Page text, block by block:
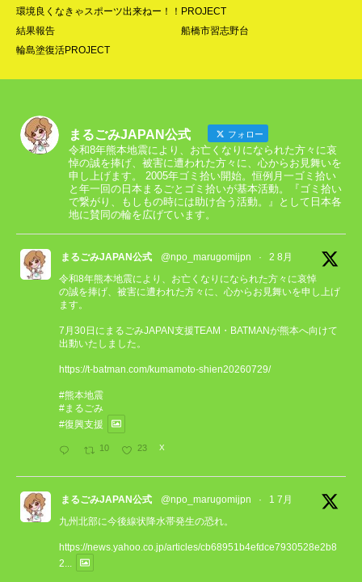
環境良くなきゃスポーツ出来ねー！！PROJECT
結果報告
船橋市習志野台
輪島塗復活PROJECT
まるごみJAPAN公式 フォロー
令和8年熊本地震により、お亡くなりになられた方々に哀
悼の誠を捧げ、被害に遭われた方々に、心からお見舞いを
申し上げます。 2005年ゴミ拾い開始。恒例月一ゴミ拾い
と年一回の日本まるごとゴミ拾いが基本活動。『ゴミ拾い
で繋がり、もしもの時には助け合う活動。』として日本各
地に賛同の輪を広げています。
まるごみJAPAN公式 @npo_marugomijpn ·
2 8月
令和8年熊本地震により、お亡くなりになられた方々に哀悼
の誠を捧げ、被害に遭われた方々に、心からお見舞いを申し上げ
ます。
7月30日にまるごみJAPAN支援TEAM・BATMANが熊本へ向けて
出動いたしました。
https://t-batman.com/kumamoto-shien20260729/
#熊本地震
#まるごみ
#復興支援
10 23 X
まるごみJAPAN公式 @npo_marugomijpn ·
1 7月
九州北部に今後線状降水帯発生の恐れ。
https://news.yahoo.co.jp/articles/cb68951b4efdce7930528e2b8
2...